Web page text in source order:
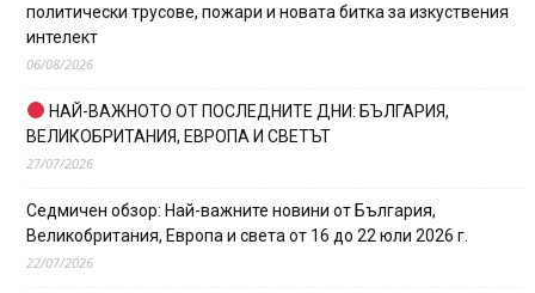
политически трусове, пожари и новата битка за изкуствения
интелект
06/08/2026
НАЙ-ВАЖНОТО ОТ ПОСЛЕДНИТЕ ДНИ: БЪЛГАРИЯ,
ВЕЛИКОБРИТАНИЯ, ЕВРОПА И СВЕТЪТ
27/07/2026
Седмичен обзор: Най-важните новини от България,
Великобритания, Европа и света от 16 до 22 юли 2026 г.
22/07/2026